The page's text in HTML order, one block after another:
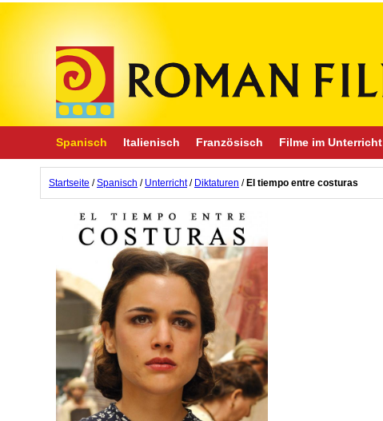
Spanisch Italienisch Französisch Filme im Unterricht
Startseite /Spanisch / Unterricht / Diktaturen / El tiempo entre costuras